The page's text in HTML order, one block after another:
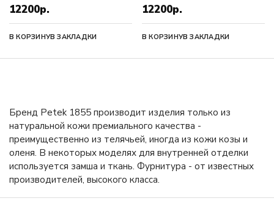
12200р.
В КОРЗИНУВ ЗАКЛАДКИ
12200р.
В КОРЗИНУВ ЗАКЛАДКИ
Бренд Petek 1855 производит изделия только из
натуральной кожи премиального качества -
преимущественно из телячьей, иногда из кожи козы и
оленя. В некоторых моделях для внутренней отделки
используется замша и ткань. Фурнитура - от известных
производителей, высокого класса.